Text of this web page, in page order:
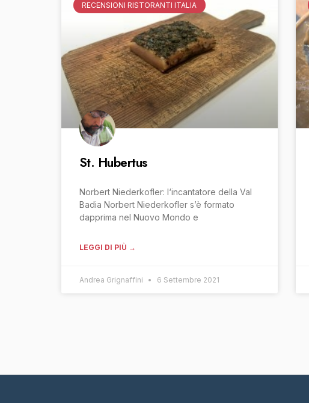
RECENSIONI RISTORANTI ITALIA
St. Hubertus
Norbert Niederkofler: l‘incantatore della Val
Badia Norbert Niederkofler s’è formato
dapprima nel Nuovo Mondo e
LEGGI DI PIÙ →
Andrea Grignaffini 6 Settembre 2021